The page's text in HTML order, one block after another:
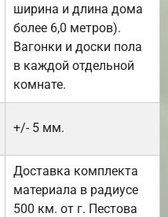
ширина и длина дома
более 6,0 метров).
Вагонки и доски пола
в каждой отдельной
комнате.
+/- 5 мм.
Доставка комплекта
материала в радиусе
500 км. от г. Пестова